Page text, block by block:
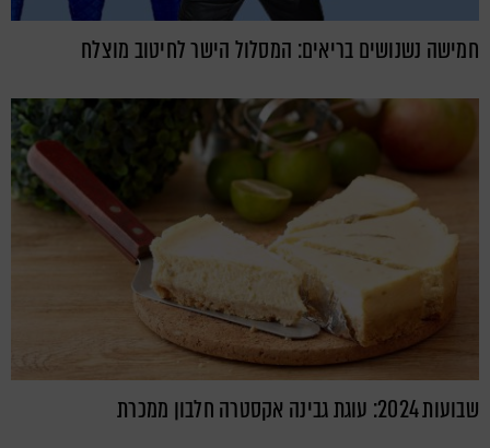
חמישה נשנושים בריאים: המסלול הישר לחיטוב מוצלח
שבועות 2024: עוגת גבינה אקסטרה חלבון ממכרת